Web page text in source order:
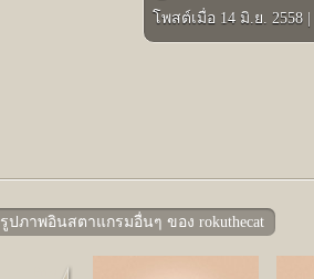
โพสต์เมื่อ 14 มิ.ย. 2558
รูปภาพอินสตาแกรมอื่นๆ ของ rokuthecat